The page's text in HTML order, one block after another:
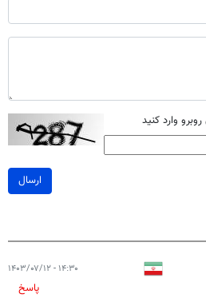
وارد کنید
ارسال
۱۴:۳۰ - ۱۴۰۳/۰۷/۱۲
پاسخ